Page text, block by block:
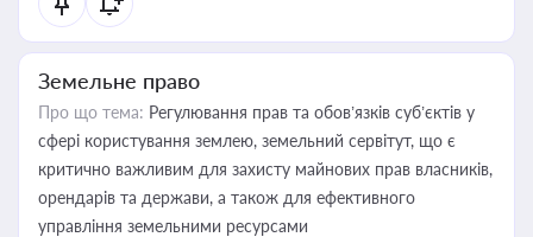
Земельне право
Про що тема: Регулювання прав та обов’язків суб’єктів у
сфері користування землею, земельний сервітут, що є
критично важливим для захисту майнових прав власників,
орендарів та держави, а також для ефективного
управління земельними ресурсами